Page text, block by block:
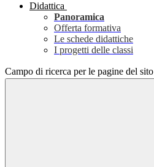
Didattica
Panoramica
Offerta formativa
Le schede didattiche
I progetti delle classi
Campo di ricerca per le pagine del sito